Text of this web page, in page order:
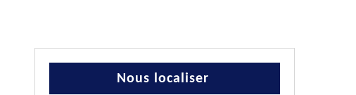
Nous localiser